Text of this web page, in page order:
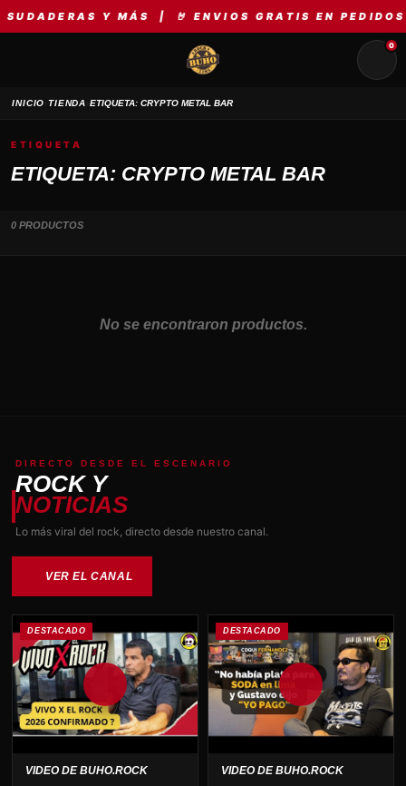
Y MÁS | 🤘 ENVIOS GRATIS EN
0
INICIO›TIENDA›ETIQUETA: CRYPTO METAL BAR
ETIQUETA
ETIQUETA: CRYPTO METAL BAR
0 PRODUCTOS
No se encontraron productos.
DIRECTO DESDE EL ESCENARIO
ROCK Y
NOTICIAS
Lo más viral del rock, directo desde nuestro canal.
VER EL CANAL
DESTACADO
VIDEO DE BUHO.ROCK
DESTACADO
VIDEO DE BUHO.ROCK